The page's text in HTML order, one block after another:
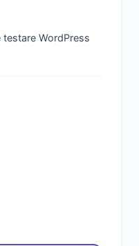
WordPress